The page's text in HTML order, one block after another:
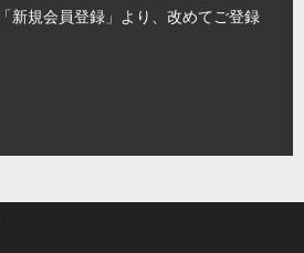
新規会員登録」より、改めてご登録